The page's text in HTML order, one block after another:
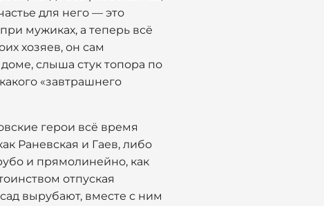
для него — это
мужиках, а теперь всё
хозяев, он сам
слыша стук топора по
«завтрашнего
герои всё время
Раневская и Гаев, либо
и прямолинейно, как
отпуская
вырубают, вместе с ним